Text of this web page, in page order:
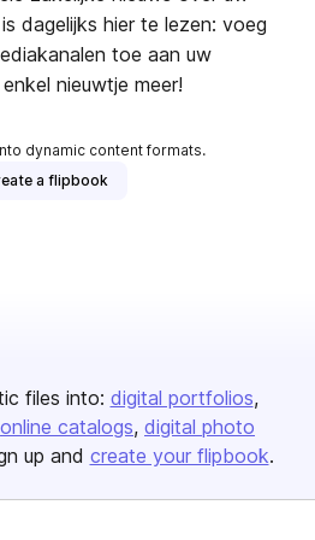
dagelijks hier te lezen: voeg
toe aan uw
nieuwtje meer!
dynamic content formats.
a flipbook
files into: digital portfolios
online catalogs digital photo
up and create your flipbook.